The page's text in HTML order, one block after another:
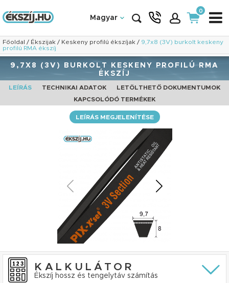
Magyar
0
Főoldal / Ékszijak / Keskeny profilú ékszíjak / 9,7x8 (3V) burkolt keskeny
profilú RMA ékszíj
9,7X8 (3V) BURKOLT KESKENY PROFILÚ RMA
ÉKSZÍJ
LEÍRÁS TECHNIKAI ADATOK
LETÖLTHETŐ DOKUMENTUMOK
KAPCSOLÓDÓ TERMÉKEK
LEÍRÁS MEGJELENÍTÉSE
KALKULÁTOR
Ékszíj hossz és tengelytáv számítás